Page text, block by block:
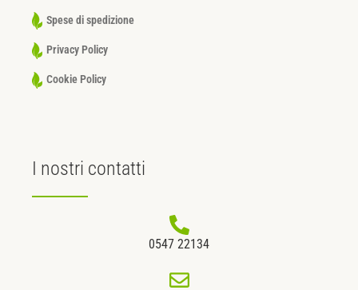
Spese di spedizione
Privacy Policy
Cookie Policy
I nostri contatti
0547 22134